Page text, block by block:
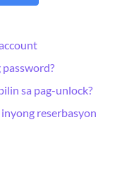
sa pag-unlock?
reserbasyon